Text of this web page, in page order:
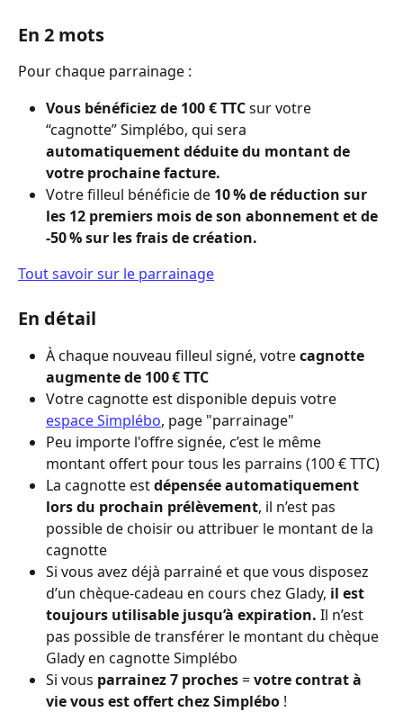
En 2 mots
Pour chaque parrainage :
Vous bénéficiez de 100 € TTC sur votre
“cagnotte” Simplébo, qui sera
automatiquement déduite du montant de
votre prochaine facture.
Votre filleul bénéficie de 10 % de réduction sur
les 12 premiers mois de son abonnement et de
-50 % sur les frais de création.
Tout savoir sur le parrainage
En détail
À chaque nouveau filleul signé, votre cagnotte
augmente de 100 € TTC
Votre cagnotte est disponible depuis votre
espace Simplébo, page "parrainage"
Peu importe l'offre signée, c’est le même
montant offert pour tous les parrains (100 € TTC)
La cagnotte est dépensée automatiquement
lors du prochain prélèvement, il n’est pas
possible de choisir ou attribuer le montant de la
cagnotte
Si vous avez déjà parrainé et que vous disposez
d’un chèque-cadeau en cours chez Glady, il est
toujours utilisable jusqu’à expiration. Il n’est
pas possible de transférer le montant du chèque
Glady en cagnotte Simplébo
Si vous parrainez 7 proches = votre contrat à
vie vous est offert chez Simplébo !